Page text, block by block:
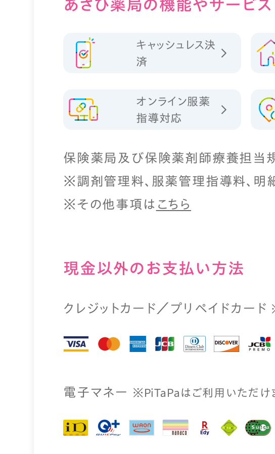
あさひ薬局の機能やサービス
キャッシュレス決
済
オンライン服薬
指導対応
保険薬局及び保険薬剤師療養担当
※調剤管理料、服薬管理指導料、明
※その他事項は こちら
現⾦以外のお⽀払い⽅法
クレジットカード／プリペイドカード
電⼦マネー ※PiTaPaはご利⽤いただけ